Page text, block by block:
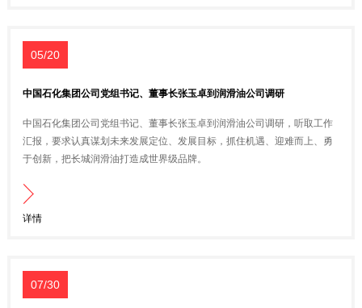
05/20
中国石化集团公司党组书记、董事长张玉卓到润滑油公司调研
中国石化集团公司党组书记、董事长张玉卓到润滑油公司调研，听取工作
汇报，要求认真谋划未来发展定位、发展目标，抓住机遇、迎难而上、勇
于创新，把长城润滑油打造成世界级品牌。
详情
07/30